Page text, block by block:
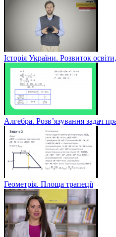
Історія України. Розвиток
Алгебра. Розв’язування задач
Геометрія. Площа трапеції